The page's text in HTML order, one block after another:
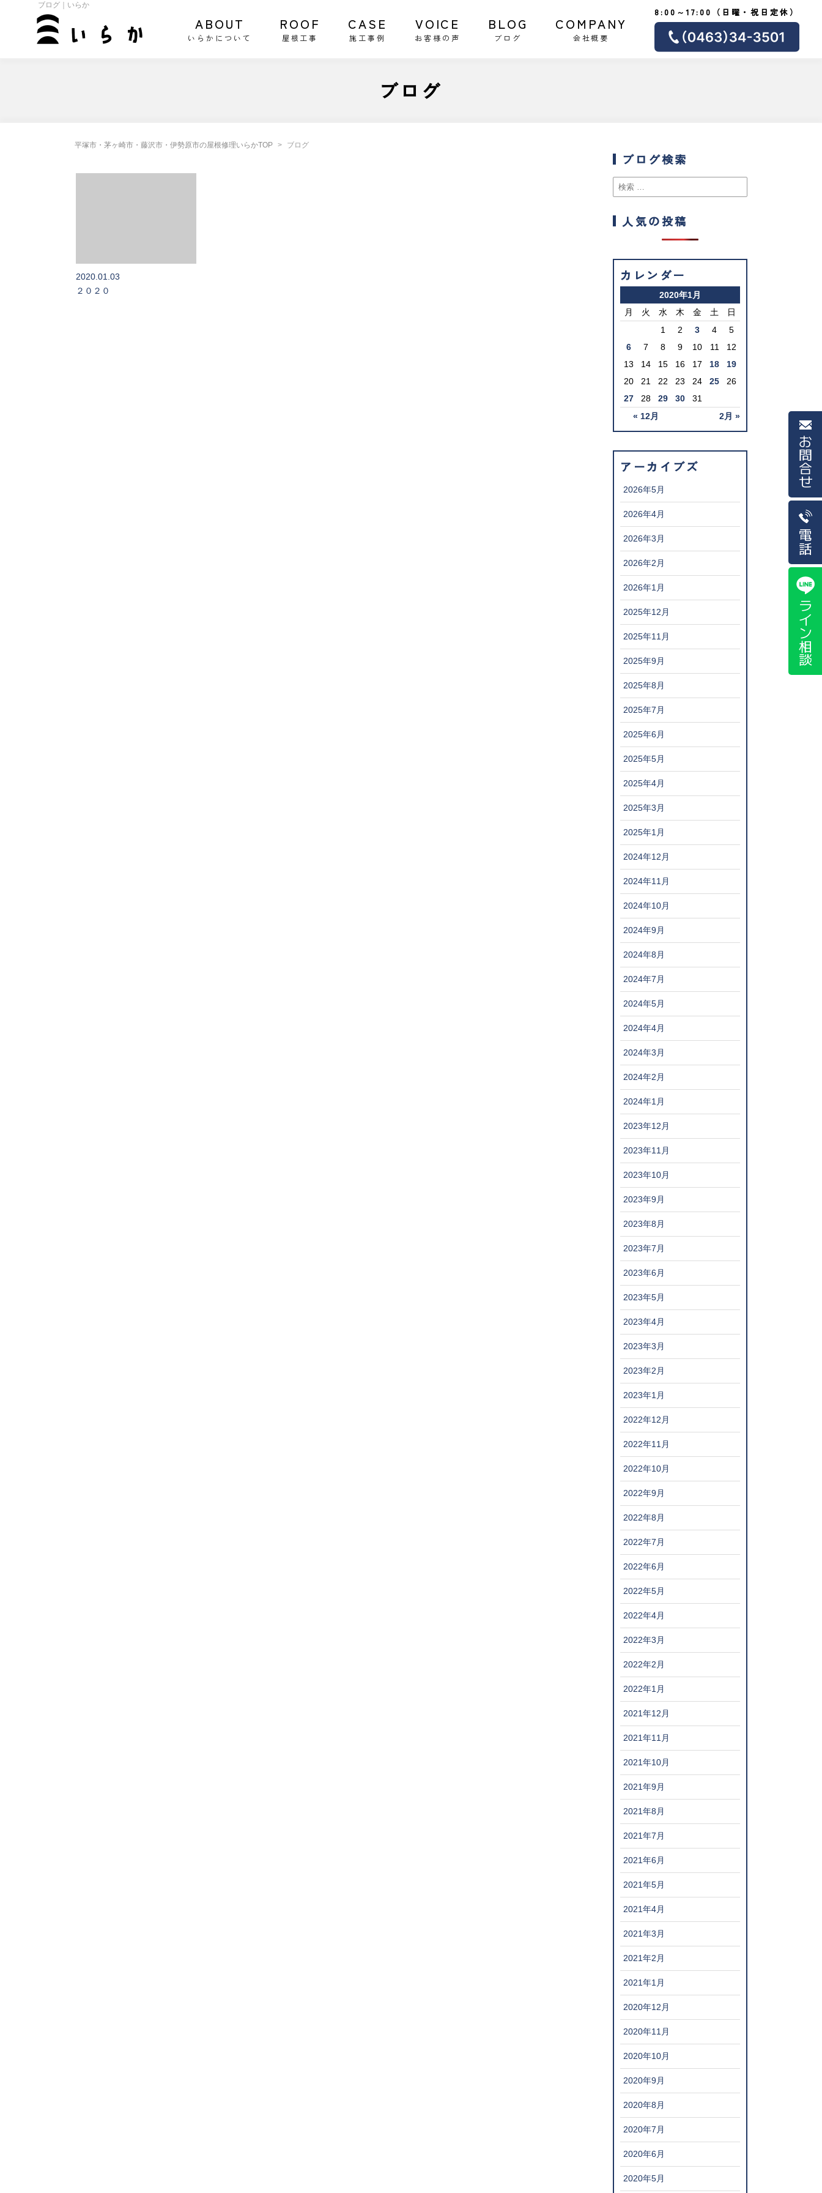
ブログ｜いらか
お問合せ
電話
ライン相談
ABOUT
いらかについて
ROOF
屋根工事
CASE
施工事例
VOICE
お客様の声
BLOG
ブログ
COMPANY
会社概要
8:00～17:00（日曜・祝日定休）
ブログ
平塚市・茅ヶ崎市・藤沢市・伊勢原市の屋根修理いらかTOP ブログ
2020.01.03
２０２０
ブログ検索
人気の投稿
カレンダー
2020年1月
月
火 水 木 金 土 日
« 12月 2月 »
1 2 3 4
5
6
7 8 9 10 11
12
13
14 15 16 17 18
19
20
21 22 23 24 25
26
27
28 29 30 31
アーカイブズ
2026年5月
2026年4月
2026年3月
2026年2月
2026年1月
2025年12月
2025年11月
2025年9月
2025年8月
2025年7月
2025年6月
2025年5月
2025年4月
2025年3月
2025年1月
2024年12月
2024年11月
2024年10月
2024年9月
2024年8月
2024年7月
2024年5月
2024年4月
2024年3月
2024年2月
2024年1月
2023年12月
2023年11月
2023年10月
2023年9月
2023年8月
2023年7月
2023年6月
2023年5月
2023年4月
2023年3月
2023年2月
2023年1月
2022年12月
2022年11月
2022年10月
2022年9月
2022年8月
2022年7月
2022年6月
2022年5月
2022年4月
2022年3月
2022年2月
2022年1月
2021年12月
2021年11月
2021年10月
2021年9月
2021年8月
2021年7月
2021年6月
2021年5月
2021年4月
2021年3月
2021年2月
2021年1月
2020年12月
2020年11月
2020年10月
2020年9月
2020年8月
2020年7月
2020年6月
2020年5月